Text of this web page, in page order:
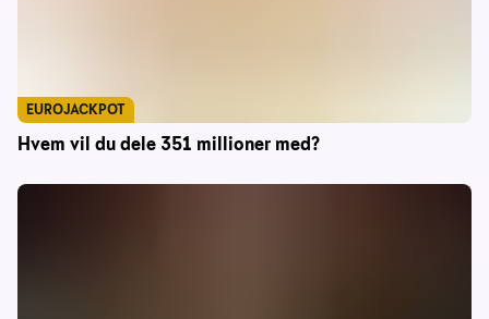
Hvem vil du dele 351 millioner med?
EUROJACKPOT